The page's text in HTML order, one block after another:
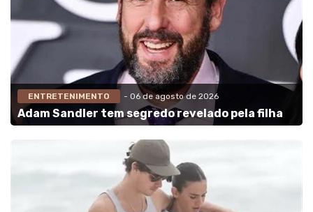
ENTRETENIMENTO - 06 de agosto de 2026
Adam Sandler tem segredo revelado pela filha